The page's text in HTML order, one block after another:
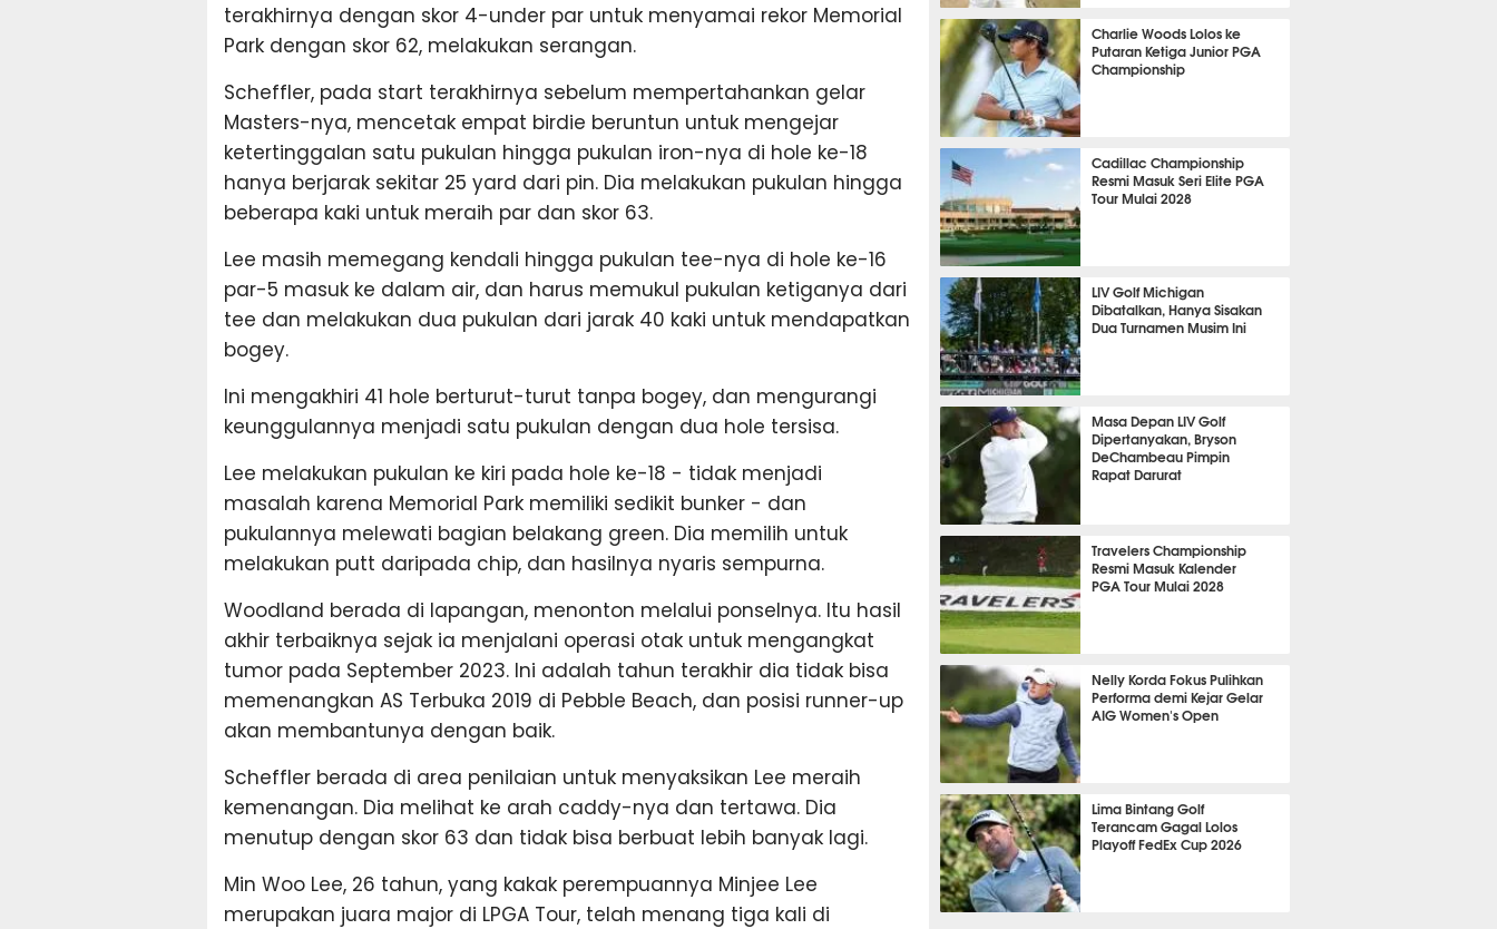
terakhirnya dengan skor 4-under par untuk menyamai rekor Memorial
Park dengan skor 62, melakukan serangan.
Scheffler, pada start terakhirnya sebelum mempertahankan gelar
Masters-nya, mencetak empat birdie beruntun untuk mengejar
ketertinggalan satu pukulan hingga pukulan iron-nya di hole ke-18
hanya berjarak sekitar 25 yard dari pin. Dia melakukan pukulan hingga
beberapa kaki untuk meraih par dan skor 63.
Lee masih memegang kendali hingga pukulan tee-nya di hole ke-16
par-5 masuk ke dalam air, dan harus memukul pukulan ketiganya dari
tee dan melakukan dua pukulan dari jarak 40 kaki untuk mendapatkan
bogey.
Ini mengakhiri 41 hole berturut-turut tanpa bogey, dan mengurangi
keunggulannya menjadi satu pukulan dengan dua hole tersisa.
Lee melakukan pukulan ke kiri pada hole ke-18 - tidak menjadi
masalah karena Memorial Park memiliki sedikit bunker - dan
pukulannya melewati bagian belakang green. Dia memilih untuk
melakukan putt daripada chip, dan hasilnya nyaris sempurna.
Woodland berada di lapangan, menonton melalui ponselnya. Itu hasil
akhir terbaiknya sejak ia menjalani operasi otak untuk mengangkat
tumor pada September 2023. Ini adalah tahun terakhir dia tidak bisa
memenangkan AS Terbuka 2019 di Pebble Beach, dan posisi runner-up
akan membantunya dengan baik.
Scheffler berada di area penilaian untuk menyaksikan Lee meraih
kemenangan. Dia melihat ke arah caddy-nya dan tertawa. Dia
menutup dengan skor 63 dan tidak bisa berbuat lebih banyak lagi.
Min Woo Lee, 26 tahun, yang kakak perempuannya Minjee Lee
merupakan juara major di LPGA Tour, telah menang tiga kali di
GOLF
Charlie Woods Lolos ke
Putaran Ketiga Junior PGA
Championship
GOLF
Cadillac Championship
Resmi Masuk Seri Elite PGA
Tour Mulai 2028
GOLF
LIV Golf Michigan
Dibatalkan, Hanya Sisakan
Dua Turnamen Musim Ini
GOLF
Masa Depan LIV Golf
Dipertanyakan, Bryson
DeChambeau Pimpin
Rapat Darurat
GOLF
Travelers Championship
Resmi Masuk Kalender
PGA Tour Mulai 2028
GOLF
Nelly Korda Fokus Pulihkan
Performa demi Kejar Gelar
AIG Women's Open
GOLF
Lima Bintang Golf
Terancam Gagal Lolos
Playoff FedEx Cup 2026